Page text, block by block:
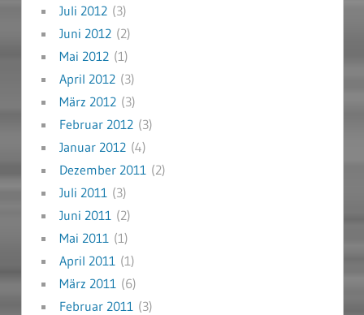
Juli 2012(3)
Juni 2012(2)
Mai 2012(1)
April 2012(3)
März 2012(3)
Februar 2012(3)
Januar 2012(4)
Dezember 2011 (2)
Juli 2011 (3)
Juni 2011 (2)
Mai 2011 (1)
April 2011 (1)
März 2011 (6)
Februar 2011 (3)